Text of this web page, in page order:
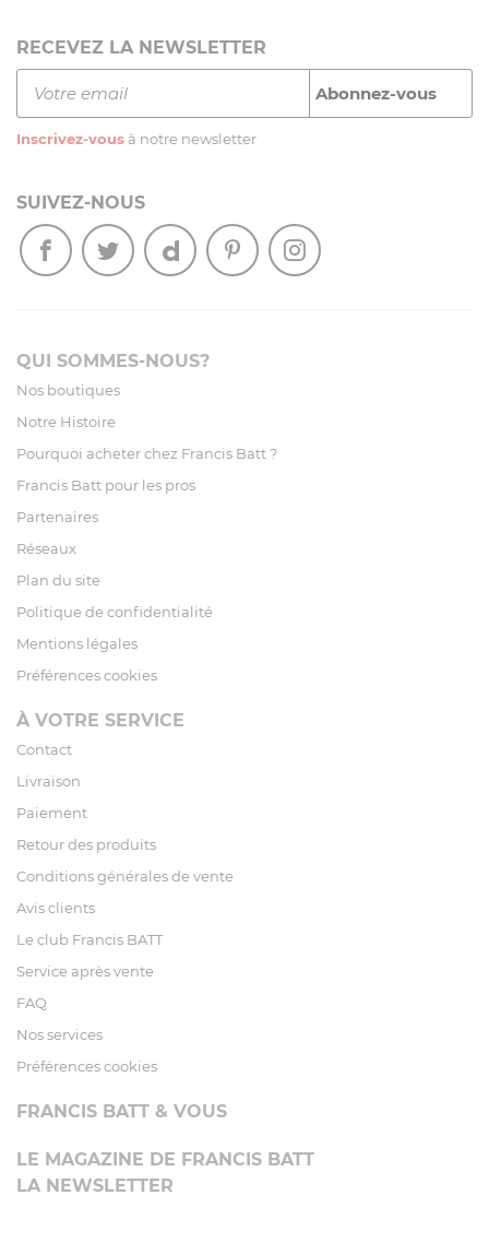
RECEVEZ LA NEWSLETTER
Inscrivez-vous à notre newsletter
SUIVEZ-NOUS
QUI SOMMES-NOUS?
Nos boutiques
Notre Histoire
Pourquoi acheter chez Francis Batt ?
Francis Batt pour les pros
Partenaires
Réseaux
Plan du site
Politique de confidentialité
Mentions légales
Préférences cookies
À VOTRE SERVICE
Contact
Livraison
Paiement
Retour des produits
Conditions générales de vente
Avis clients
Le club Francis BATT
Service après vente
FAQ
Nos services
Préférences cookies
FRANCIS BATT & VOUS
LE MAGAZINE DE FRANCIS BATT
LA NEWSLETTER